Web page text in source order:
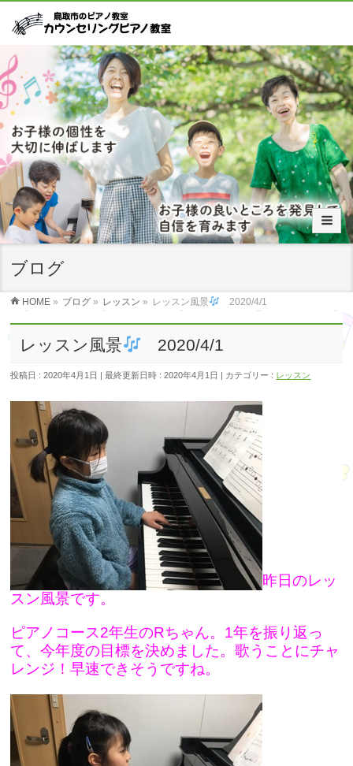
ブログ
HOME » ブログ » レッスン » レッスン風景 2020/4/1
レッスン風景 2020/4/1
投稿日 : 2020年4月1日 最終更新日時 : 2020年4月1日 カテゴリー : レッスン
昨日のレッ
スン風景です。
ピアノコース2年生のRちゃん。1年を振り返っ
て、今年度の目標を決めました。歌うことにチャ
レンジ！早速できそうですね。